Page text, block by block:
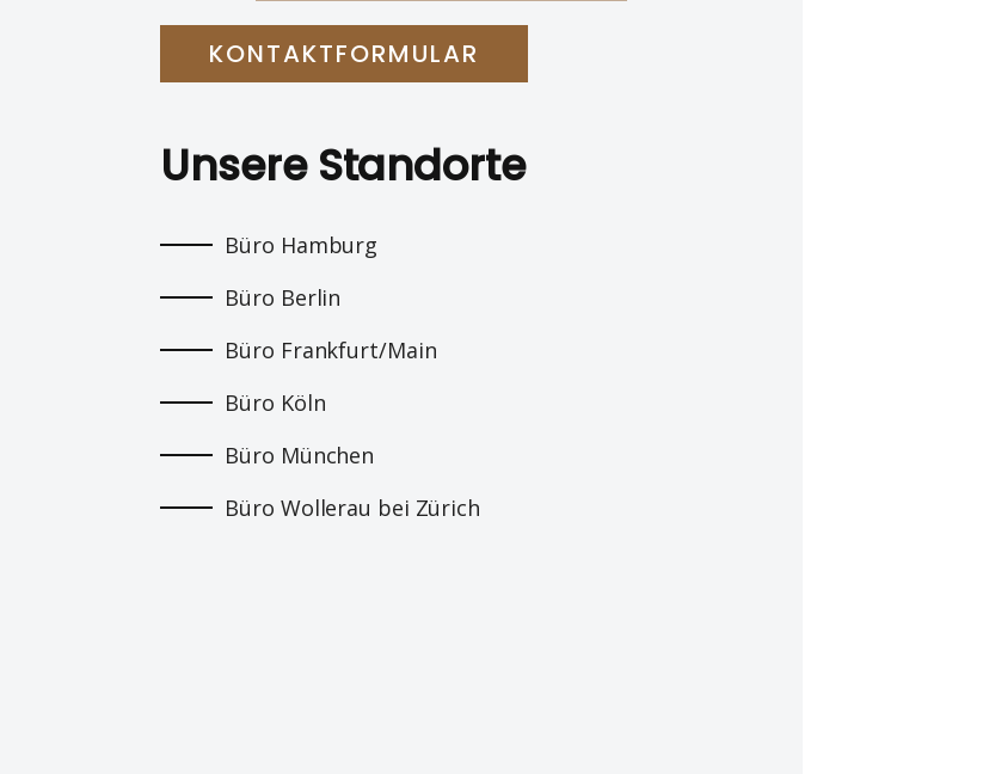
KONTAKTFORMULAR
Unsere Standorte
Büro Hamburg
Büro Berlin
Büro Frankfurt/Main
Büro Köln
Büro München
Büro Wollerau bei Zürich